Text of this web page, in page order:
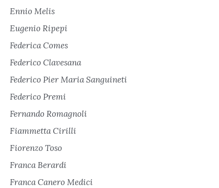
Ennio Melis
Eugenio Ripepi
Federica Comes
Federico Clavesana
Federico Pier Maria Sanguineti
Federico Premi
Fernando Romagnoli
Fiammetta Cirilli
Fiorenzo Toso
Franca Berardi
Franca Canero Medici